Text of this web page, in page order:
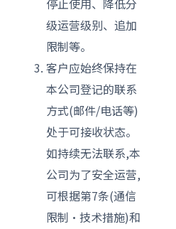
停止使用、降低分
级运营级别、追加
限制等。
客户应始终保持在
本公司登记的联系
方式(邮件/电话等)
处于可接收状态。
如持续无法联系,本
公司为了安全运营,
可根据第7条(通信
限制·技术措施)和